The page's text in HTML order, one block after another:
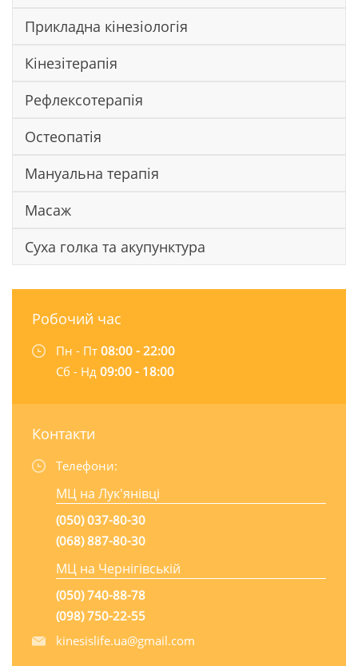
Прикладна кінезіологія
Кінезітерапія
Рефлексотерапія
Остеопатія
Мануальна терапія
Масаж
Суха голка та акупунктура
Робочий час
Пн - Пт 08:00 - 22:00
Сб - Нд 09:00 - 18:00
Контакти
Телефони:
МЦ на Лук'янівці
(050) 037-80-30
(068) 887-80-30
МЦ на Чернігівській
(050) 740-88-78
(098) 750-22-55
kinesislife.ua@gmail.com